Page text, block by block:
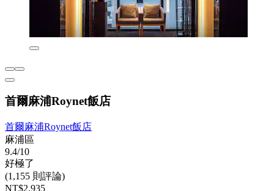
首爾麻浦Roynet飯店
首爾麻浦Roynet飯店
麻浦區
9.4/10
好極了
(1,155 則評論)
NT$2,935